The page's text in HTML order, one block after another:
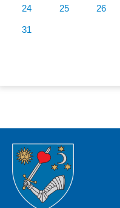
24 25 26
31